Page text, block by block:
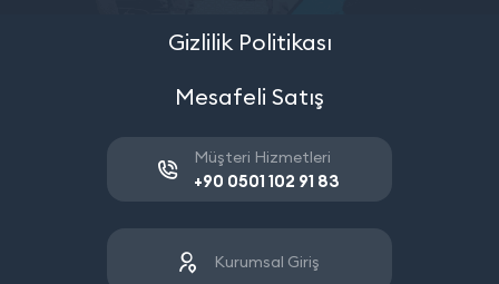
Gizlilik Politikası
Mesafeli Satış
Müşteri Hizmetleri
+90 0501 102 91 83
Kurumsal Giriş